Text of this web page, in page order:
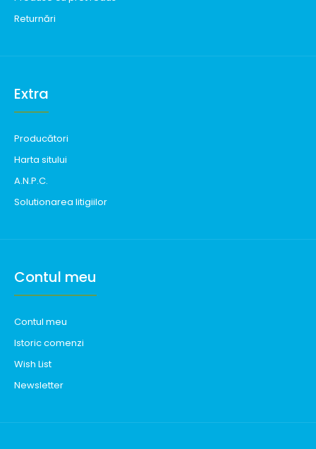
Returnări
Extra
Producători
Harta sitului
A.N.P.C.
Solutionarea litigiilor
Contul meu
Contul meu
Istoric comenzi
Wish List
Newsletter